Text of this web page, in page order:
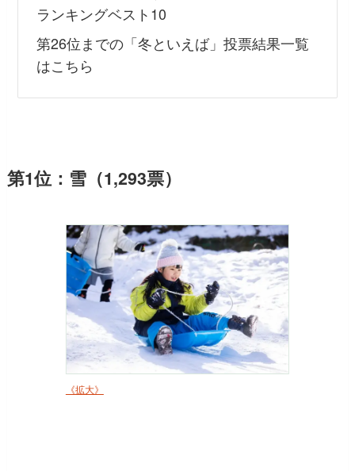
ランキングベスト10
第26位までの「冬といえば」投票結果一覧
はこちら
第1位：雪（1,293票）
《拡大》